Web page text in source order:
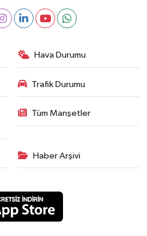
Hava Durumu
Trafik Durumu
Tüm Manşetler
Haber Arşivi